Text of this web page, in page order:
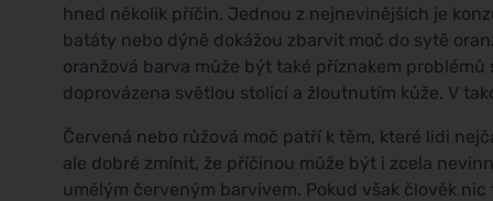
hned několik příčin. Jednou z nejnevinějších je
batáty nebo dýně dokážou zbarvit moč do sytě
oranžová barva může být také příznakem
doprovázena světlou stolicí a žloutnutím kůže. V
Červená nebo růžová moč patří k těm, které lidi
ale dobré zmínit, že příčinou může být i zcela
umělým červeným barvivem. Pokud však člověk